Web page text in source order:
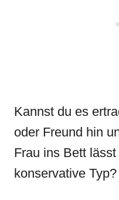
Kannst du es
oder Freund hin
Frau ins Bett
konservative Typ?